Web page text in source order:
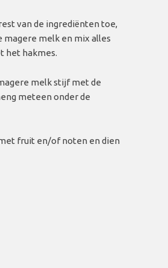
van de ingrediënten toe,
magere melk en mix alles
het hakmes.
melk stijf met de
meteen onder de
fruit en/of noten en dien